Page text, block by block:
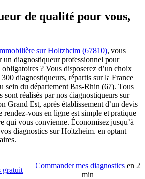
de qualité pour vous,
sur Holtzheim (67810), vous
un diagnostiqueur professionnel pour
obligatoires ? Vous disposerez d’un choix
diagnostiqueurs, répartis sur la France
sein du département Bas-Rhin (67). Tous
sont réalisés par nos diagnostiqueurs sur
Grand Est, après établissement d’un devis
rendez-vous en ligne est simple et pratique
qui vous convienne. Économisez jusqu’à
diagnostics sur Holtzheim, en optant
gratuit
Commander mes diagnostics en 2
min